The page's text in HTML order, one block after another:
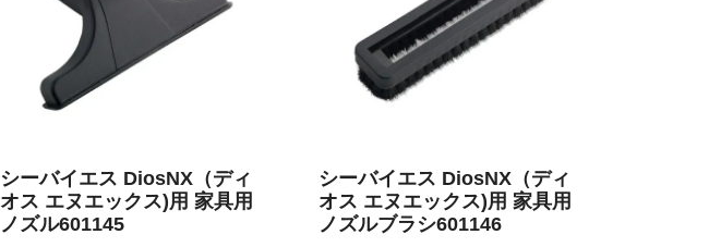
シーバイエス DiosNX（ディ
オス エヌエックス)用 家具用
ノズル601145
シーバイエス DiosNX（ディ
オス エヌエックス)用 家具用
ノズルブラシ601146